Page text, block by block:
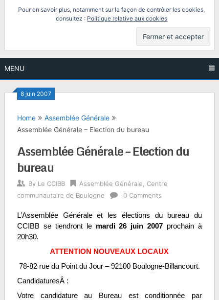
Pour en savoir plus, notamment sur la façon de contrôler les cookies,
consultez : Politique relative aux cookies
MENU
8 juin 2007
Home
Assemblée Générale
Assemblée Générale – Election du bureau
Assemblée Générale – Election du
bureau
By Le CCIBB Assemblée Générale
Centre
communautaire de Boulogne
0 Comments
L’Assemblée Générale et les élections du bureau du
CCIBB se tiendront le mardi 26 juin 2007 prochain à
20h30.
ATTENTION NOUVEAUX LOCAUX
78-82 rue du Point du Jour – 92100 Boulogne-Billancourt.
CandidaturesÂ :
Votre candidature au Bureau est conditionnée par